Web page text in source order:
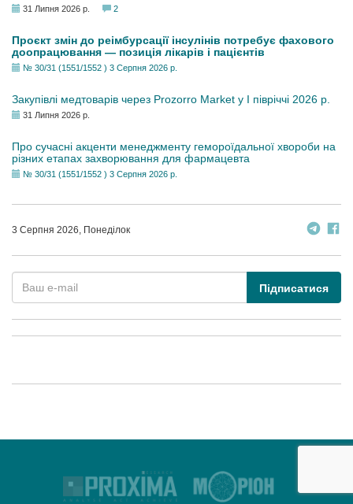
31 Липня 2026 р. 2
Проєкт змін до реімбурсації інсулінів потребує фахового
доопрацювання — позиція лікарів і пацієнтів
№ 30/31 (1551/1552 ) 3 Серпня 2026 р.
Закупівлі медтоварів через Prozorro Market у I півріччі 2026 р.
31 Липня 2026 р.
Про сучасні акценти менеджменту гемороїдальної хвороби на
різних етапах захворювання для фармацевта
№ 30/31 (1551/1552 ) 3 Серпня 2026 р.
3 Серпня 2026, Понеділок
Підписатися